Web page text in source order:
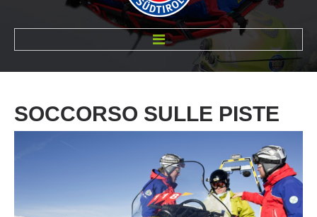
SOCCORSO SULLE PISTE